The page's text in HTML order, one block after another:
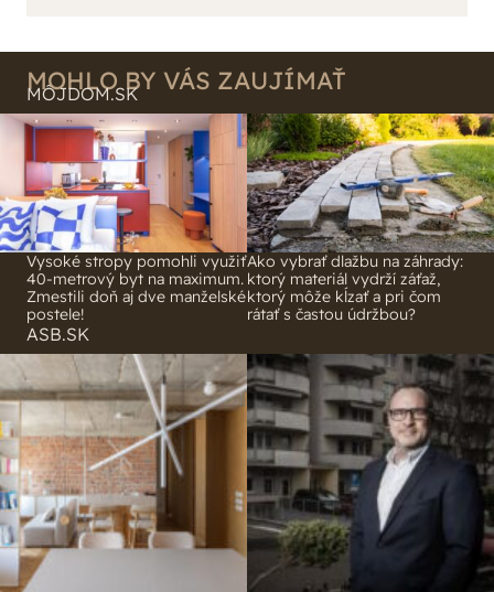
MOHLO BY VÁS ZAUJÍMAŤ
MÔJDOM.SK
Vysoké stropy pomohli využiť
40-metrový byt na maximum.
Zmestili doň aj dve manželské
postele!
Ako vybrať dlažbu na záhrady:
ktorý materiál vydrží záťaž,
ktorý môže kĺzať a pri čom
rátať s častou údržbou?
ASB.SK